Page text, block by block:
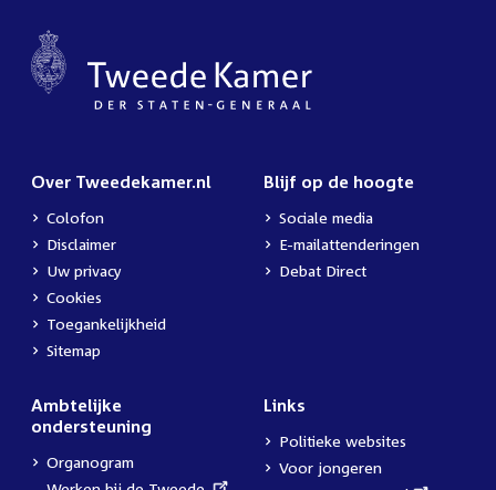
Over Tweedekamer.nl
Colofon
Disclaimer
Uw privacy
Cookies
Toegankelijkheid
Sitemap
Blijf op de hoogte
Sociale media
E-mailattenderingen
Debat Direct
Ambtelijke
ondersteuning
Organogram
Links
Politieke websites
Voor jongeren